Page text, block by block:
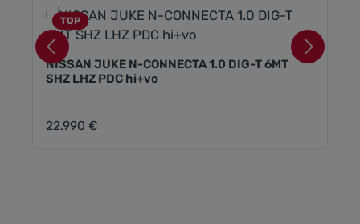
TOP
NISSAN JUKE N-CONNECTA 1.0 DIG-T 6MT
SHZ LHZ PDC hi+vo
Regulärer Preis:
22.990 €